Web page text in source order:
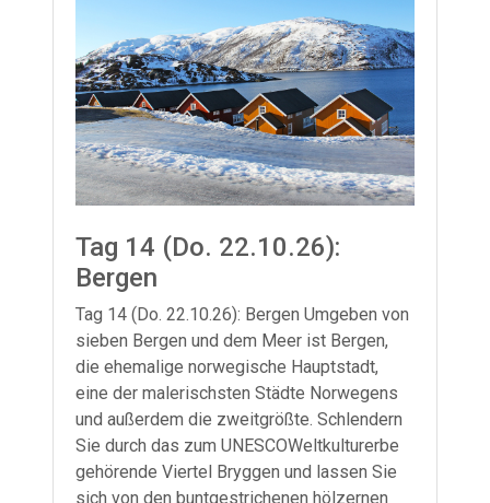
Tag 14 (Do. 22.10.26):
Bergen
Tag 14 (Do. 22.10.26): Bergen Umgeben von
sieben Bergen und dem Meer ist Bergen,
die ehemalige norwegische Hauptstadt,
eine der malerischsten Städte Norwegens
und außerdem die zweitgrößte. Schlendern
Sie durch das zum UNESCOWeltkulturerbe
gehörende Viertel Bryggen und lassen Sie
sich von den buntgestrichenen hölzernen